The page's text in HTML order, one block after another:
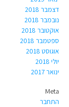
דצמבר 2018
נובמבר 2018
אוקטובר 2018
ספטמבר 2018
אוגוסט 2018
יולי 2018
ינואר 2017
Meta
התחבר